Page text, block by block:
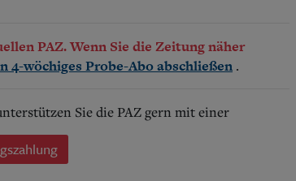
PAZ. Wenn Sie die Zeitung näher
4-wöchiges Probe-Abo abschließen .
Sie die PAZ gern mit einer